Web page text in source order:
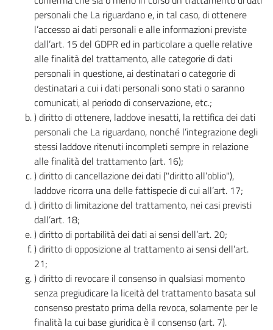
personali che La riguardano e, in tal caso, di ottenere
l’accesso ai dati personali e alle informazioni previste
dall’art. 15 del GDPR ed in particolare a quelle relative
alle finalità del trattamento, alle categorie di dati
personali in questione, ai destinatari o categorie di
destinatari a cui i dati personali sono stati o saranno
comunicati, al periodo di conservazione, etc.;
) diritto di ottenere, laddove inesatti, la rettifica dei dati
personali che La riguardano, nonché l’integrazione degli
stessi laddove ritenuti incompleti sempre in relazione
alle finalità del trattamento (art. 16);
) diritto di cancellazione dei dati ("diritto all’oblio"),
laddove ricorra una delle fattispecie di cui all’art. 17;
) diritto di limitazione del trattamento, nei casi previsti
dall’art. 18;
) diritto di portabilità dei dati ai sensi dell’art. 20;
) diritto di opposizione al trattamento ai sensi dell’art.
21;
) diritto di revocare il consenso in qualsiasi momento
senza pregiudicare la liceità del trattamento basata sul
consenso prestato prima della revoca, solamente per le
finalità la cui base giuridica è il consenso (art. 7).